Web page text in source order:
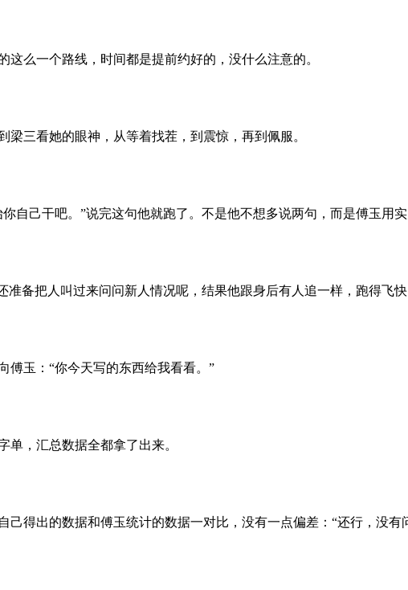
么一个路线，时间都是提前约好的，没什么注意的。
三看她的眼神，从等着找茬，到震惊，再到佩服。
自己干吧。”说完这句他就跑了。不是他不想多说两句，而是傅玉用
备把人叫过来问问新人情况呢，结果他跟身后有人追一样，跑得飞快
玉：“你今天写的东西给我看看。”
，汇总数据全都拿了出来。
得出的数据和傅玉统计的数据一对比，没有一点偏差：“还行，没有